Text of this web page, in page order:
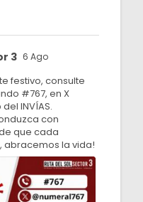
3 6 Ago
festivo, consulte
#767, en X
INVÍAS.
con
que cada
abracemos la vida!